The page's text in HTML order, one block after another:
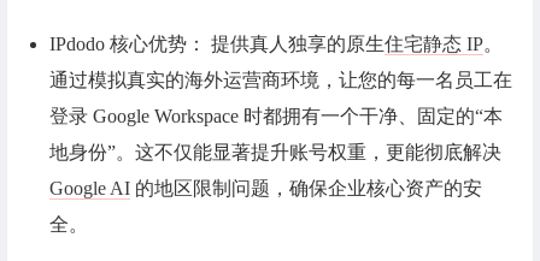
IPdodo 核心优势： 提供真人独享的原生住宅静态 IP。
通过模拟真实的海外运营商环境，让您的每一名员工在
登录 Google Workspace 时都拥有一个干净、固定的“本
地身份”。这不仅能显著提升账号权重，更能彻底解决
Google AI 的地区限制问题，确保企业核心资产的安
全。